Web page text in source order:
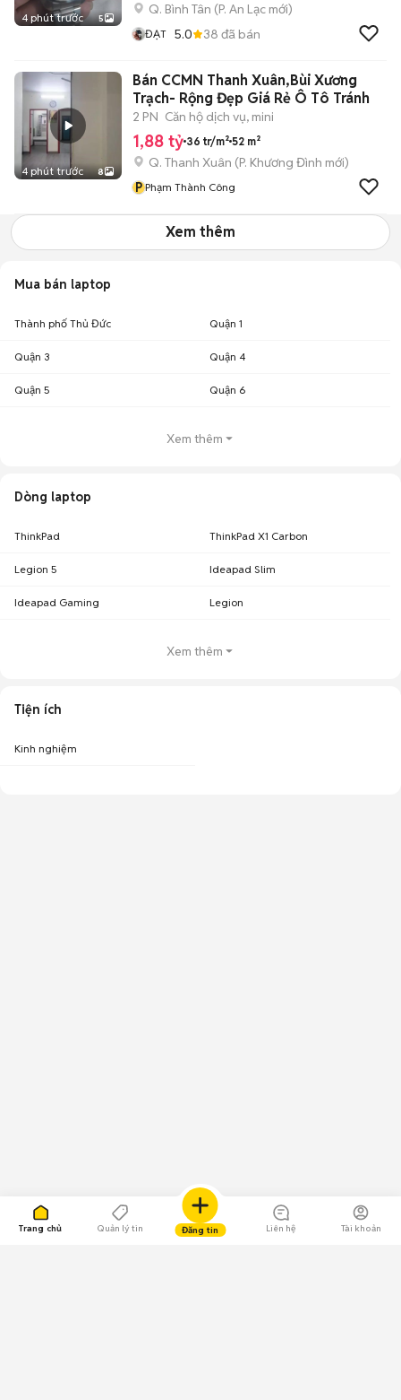
Trang chủ Quản lý tin Đăng tin Liên hệ Tài khoản
4 phút trước 5
Q. Bình Tân (P. An Lạc mới)
ĐẠT 5.0 38 đã bán
4 phút trước 8
Bán CCMN Thanh Xuân,Bùi Xương
Trạch- Rộng Đẹp Giá Rẻ Ô Tô Tránh
2 PN Căn hộ dịch vụ, mini
1,88 tỷ 36 tr/m² 52 m²
Q. Thanh Xuân (P. Khương Đình mới)
P Phạm Thành Công
Xem thêm
Mua bán laptop
Thành phố Thủ Đức Quận 1
Quận 3 Quận 4
Quận 5 Quận 6
Xem thêm
Dòng laptop
ThinkPad ThinkPad X1 Carbon
Legion 5 Ideapad Slim
Ideapad Gaming Legion
Xem thêm
Tiện ích
Kinh nghiệm